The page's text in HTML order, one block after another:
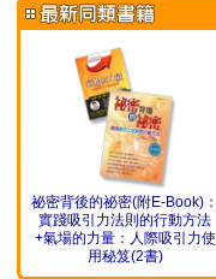
祕密背後的祕密(附E-Book)：
實踐吸引力法則的行動方法
+氣場的力量：人際吸引力使
用秘笈(2書)